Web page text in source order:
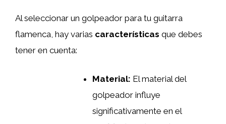
Al seleccionar un golpeador para tu guitarra
flamenca, hay varias características que debes
tener en cuenta:
Material: El material del
golpeador influye
significativamente en el